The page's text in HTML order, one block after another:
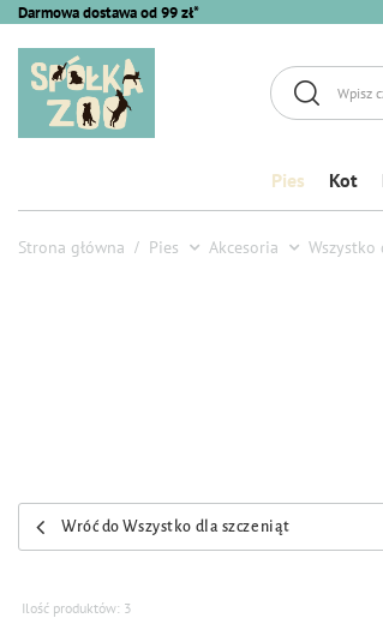
Darmowa dostawa od 99 zł*
Pies Kot
Strona główna Pies Akcesoria Wszystko
Wróć do Wszystko dla szczeniąt
Ilość produktów: 3